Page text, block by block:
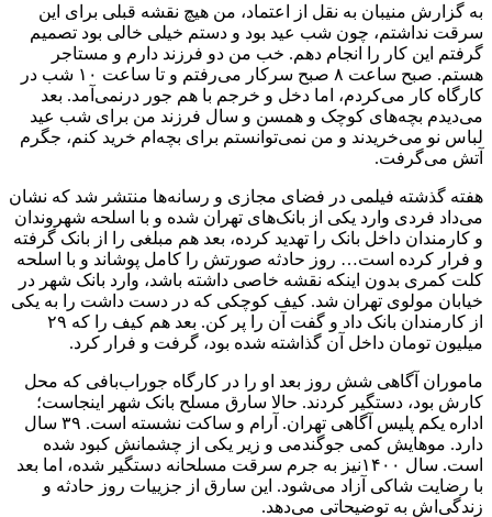
به گزارش منیبان به نقل از اعتماد، من هیچ نقشه قبلی برای این
سرقت نداشتم، چون شب عید بود و دستم خیلی خالی بود تصمیم
گرفتم این کار را انجام دهم. خب من دو فرزند دارم و مستاجر
هستم. صبح ساعت ۸ صبح سرکار می‌رفتم و تا ساعت ۱۰ شب در
کارگاه کار می‌کردم، اما دخل و خرجم با هم جور درنمی‌آمد. بعد
می‌دیدم بچه‌های کوچک و همسن و سال فرزند من برای شب عید
لباس نو می‌خریدند و من نمی‌توانستم برای بچه‌ام خرید کنم، جگرم
آتش می‌گرفت.
هفته گذشته فیلمی در فضای مجازی و رسانه‌ها منتشر شد که نشان
می‌داد فردی وارد یکی از بانک‌های تهران شده و با اسلحه شهروندان
و کارمندان داخل بانک را تهدید کرده، بعد هم مبلغی را از بانک گرفته
و فرار کرده است… روز حادثه صورتش را کامل پوشاند و با اسلحه
کلت کمری بدون اینکه نقشه خاصی داشته باشد، وارد بانک شهر در
خیابان مولوی تهران شد. کیف کوچکی که در دست داشت را به یکی
از کارمندان بانک داد و گفت آن را پر کن. بعد هم کیف را که ۲۹
میلیون تومان داخل آن گذاشته شده بود، گرفت و فرار کرد.
ماموران آگاهی شش روز بعد او را در کارگاه جوراب‌بافی که محل
کارش بود، دستگیر کردند. حالا سارق مسلح بانک شهر اینجاست؛
اداره یکم پلیس آگاهی تهران. آرام و ساکت نشسته است. ۳۹ سال
دارد. موهایش کمی جوگندمی و زیر یکی از چشمانش کبود شده
است. سال ۱۴۰۰نیز به جرم سرقت مسلحانه دستگیر شده، اما بعد
با رضایت شاکی آزاد می‌شود. این سارق از جزییات روز حادثه و
زندگی‌اش به توضیحاتی می‌دهد.